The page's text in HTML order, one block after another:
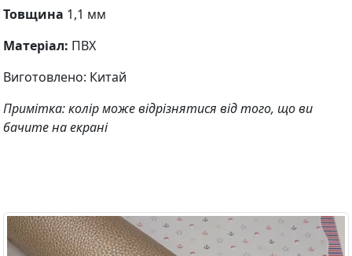
Товщина 1,1 мм
Матеріал: ПВХ
Виготовлено: Китай
Примітка: колір може відрізнятися від того, що ви
бачите на екрані